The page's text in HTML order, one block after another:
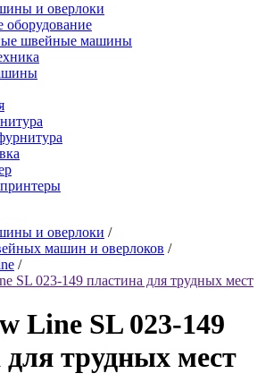
и оверлоки
швейные машины
и оверлоки /
машин и оверлоков /
/
SL 023-149 пластина для трудных мест
Line SL 023-149
для трудных мест